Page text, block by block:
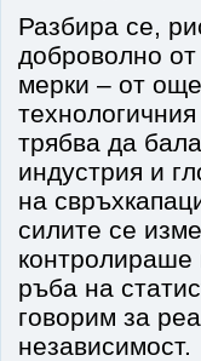
Разбира се,
доброволно
мерки – от
трябва да
индустрия и
на
силите се
контролираше
ръба на
говорим за
независимост.